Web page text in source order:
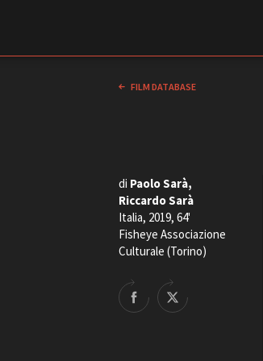
FILM DATABASE
di Paolo Sarà,
Riccardo Sarà
Italia, 2019, 64'
Fisheye Associazione
Culturale (Torino)